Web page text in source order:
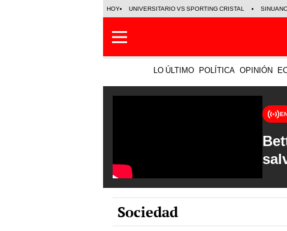
HOY UNIVERSITARIO VS SPORTING CRISTAL
LO ÚLTIMO POLÍTICA OPINIÓN
Sociedad